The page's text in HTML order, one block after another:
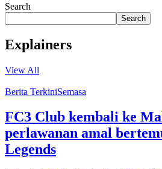
Search
Search
Explainers
View All
Berita TerkiniSemasa
FC3 Club kembali ke
perlawanan amal
Legends